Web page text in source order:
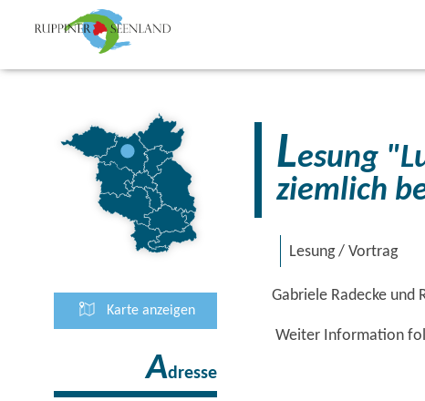
Karte anzeigen
Adresse
Lesung
ziemlich
Lesung / Vortrag
Gabriele Radecke und
Weiter Information